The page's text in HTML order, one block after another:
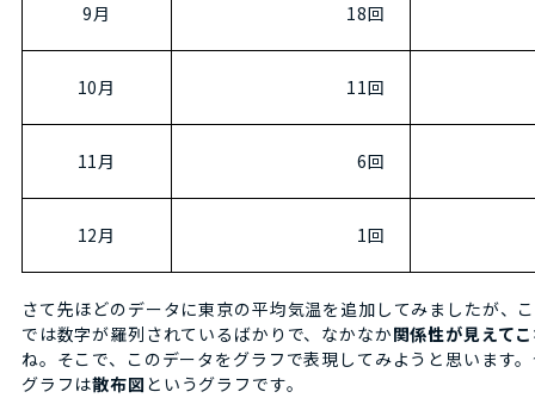
9月 18回
10月 11回
11月 6回
12月 1回
さて先ほどのデータに東京の平均気温を追加してみましたが、
では数字が羅列されているばかりで、なかなか関係性が見えて
ね。そこで、このデータをグラフで表現してみようと思います
グラフは散布図 というグラフです。